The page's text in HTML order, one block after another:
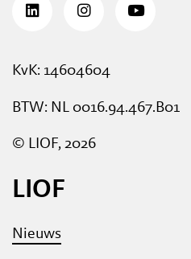
KvK: 14604604
BTW: NL 0016.94.467.B01
© LIOF, 2026
LIOF
Nieuws